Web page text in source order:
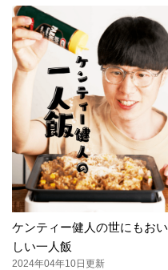
ケンティー健人の世にもおい
しい一人飯
2024年04年10日更新